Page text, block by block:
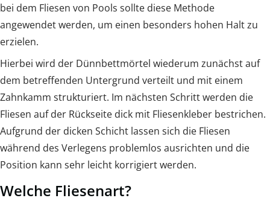
bei dem Fliesen von Pools sollte diese Methode
angewendet werden, um einen besonders hohen Halt zu
erzielen.
Hierbei wird der Dünnbettmörtel wiederum zunächst auf
dem betreffenden Untergrund verteilt und mit einem
Zahnkamm strukturiert. Im nächsten Schritt werden die
Fliesen auf der Rückseite dick mit Fliesenkleber bestrichen.
Aufgrund der dicken Schicht lassen sich die Fliesen
während des Verlegens problemlos ausrichten und die
Position kann sehr leicht korrigiert werden.
Welche Fliesenart?